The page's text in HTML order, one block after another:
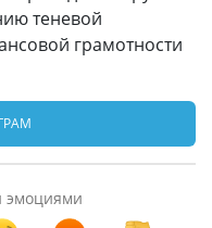
теневой
грамотности
эмоциями